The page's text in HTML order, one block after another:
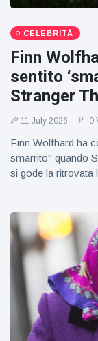
CELEBRITÀ
Finn
sentito
Stranger
11 July 2026 0
Finn Wolfhard ha
smarrito" quando
si gode la ritrovata